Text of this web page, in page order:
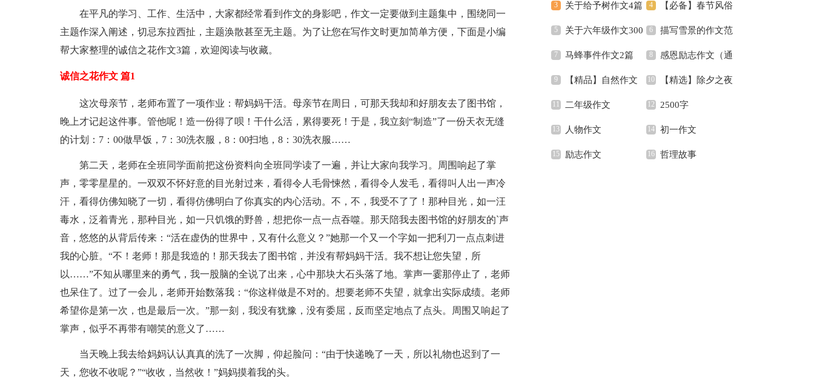
在平凡的学习、工作、生活中，大家都经常看到作文的身影吧，作文一定要做到主题集中，围绕同一
主题作深入阐述，切忌东拉西扯，主题涣散甚至无主题。为了让您在写作文时更加简单方便，下面是小编
帮大家整理的诚信之花作文3篇，欢迎阅读与收藏。
诚信之花作文 篇1
这次母亲节，老师布置了一项作业：帮妈妈干活。母亲节在周日，可那天我却和好朋友去了图书馆，
晚上才记起这件事。管他呢！造一份得了呗！干什么活，累得要死！于是，我立刻“制造”了一份天衣无缝
的计划：7：00做早饭，7：30洗衣服，8：00扫地，8：30洗衣服……
第二天，老师在全班同学面前把这份资料向全班同学读了一遍，并让大家向我学习。周围响起了掌
声，零零星星的。一双双不怀好意的目光射过来，看得令人毛骨悚然，看得令人发毛，看得叫人出一声冷
汗，看得仿佛知晓了一切，看得仿佛明白了你真实的内心活动。不，不，我受不了了！那种目光，如一汪
毒水，泛着青光，那种目光，如一只饥饿的野兽，想把你一点一点吞噬。那天陪我去图书馆的好朋友的`声
音，悠悠的从背后传来：“活在虚伪的世界中，又有什么意义？”她那一个又一个字如一把利刀一点点刺进
我的心脏。“不！老师！那是我造的！那天我去了图书馆，并没有帮妈妈干活。我不想让您失望，所
以……”不知从哪里来的勇气，我一股脑的全说了出来，心中那块大石头落了地。掌声一霎那停止了，老师
也呆住了。过了一会儿，老师开始数落我：“你这样做是不对的。想要老师不失望，就拿出实际成绩。老师
希望你是第一次，也是最后一次。”那一刻，我没有犹豫，没有委屈，反而坚定地点了点头。周围又响起了
掌声，似乎不再带有嘲笑的意义了……
当天晚上我去给妈妈认认真真的洗了一次脚，仰起脸问：“由于快递晚了一天，所以礼物也迟到了一
天，您收不收呢？”“收收，当然收！”妈妈摸着我的头。
年级作文
关于给予树作文4篇 【必备】春节风俗
作文600字锦集6篇
关于六年级作文300
字合集8篇
描写雪景的作文范
文
马蜂事件作文2篇 感恩励志作文（通
用7篇）
【精品】自然作文
五篇
【精选】除夕之夜
作文200字合集8篇
二年级作文 2500字
人物作文 初一作文
励志作文 哲理故事